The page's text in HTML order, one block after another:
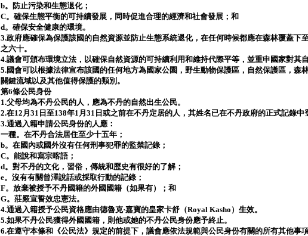
b。防止污染和生態退化；
C。確保生態平衡的可持續發展，同時促進合理的經濟和社會發展；和
d。確保安全健康的環境。
3.政府應確保為保護該國的自然資源並防止生態系統退化，在任何時候都應在森林覆蓋下
之六十。
4.議會可頒布環境立法，以確保自然資源的可持續利用和維持代際平等，並重申國家對其
5.國會可以根據法律宣布該國的任何地方為國家公園，野生動物保護區，自然保護區，森
關鍵流域以及其他值得保護的類別。
第6條公民身份
1.父母均為不丹公民的人，應為不丹的自然出生公民。
2.在12月31日至138年1月31日或之前在不丹定居的人，其姓名已在不丹政府的正式記錄中
3.通過入籍申請公民身份的人應：
一種。在不丹合法居住至少十五年；
b。在國內或國外沒有任何刑事犯罪的監禁記錄；
C。能說和寫宗喀語；
d。對不丹的文化，習俗，傳統和歷史有很好的了解；
e。沒有有關曾澤說話或採取行動的記錄；
F。放棄被授予不丹國籍的外國國籍（如果有）；和
G。莊嚴宣誓效忠憲法。
4.通過入籍授予公民資格應由德魯克·嘉寶的皇家卡舒（Royal Kasho）生效。
5.如果不丹公民獲得外國國籍，則他或她的不丹公民身份應予終止。
6.在遵守本條和《公民法》規定的前提下，議會應依法規範與公民身份有關的所有其他事項